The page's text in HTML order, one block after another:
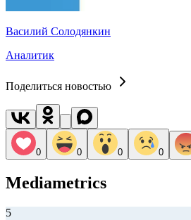
Василий Солодянкин
Аналитик
Поделиться новостью
0 0 0 0
Mediametrics
5